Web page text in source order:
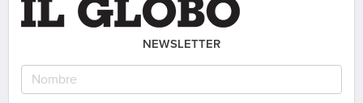
NEWSLETTER